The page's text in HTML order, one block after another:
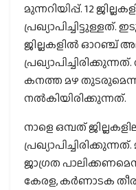
മുന്നറിയിപ്പ്. 12
ജില്ലകളിൽ ഓറഞ്ച്
കനത്ത മഴ
നൽകിയിരിക്കുന്നത്.
നാളെ ഒമ്പത്
ജാഗ്രത
കേരള, കർണാടക